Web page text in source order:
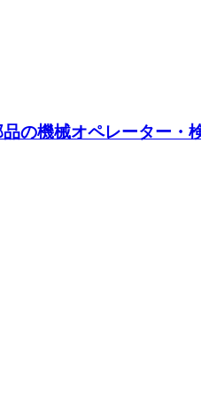
の機械オペレーター